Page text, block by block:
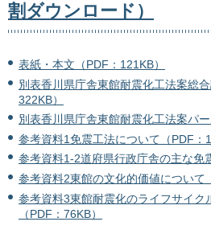
割ダウンロード）
表紙・本文（PDF：121KB）
別表香川県庁舎東館耐震化工法案総
322KB）
別表香川県庁舎東館耐震化工法案パー
参考資料1免震工法について（PDF：
参考資料1-2道府県行政庁舎の主な免
参考資料2東館の文化的価値について
参考資料3東館耐震化のライフサイク
（PDF：76KB）